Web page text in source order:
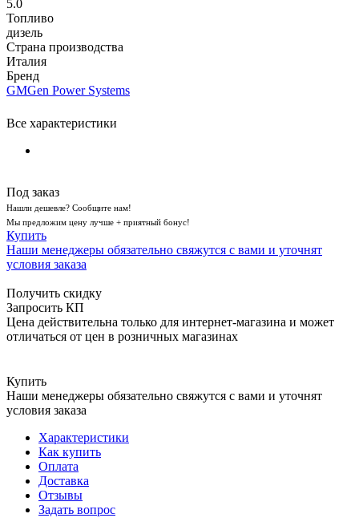
5.0
Топливо
дизель
Страна производства
Италия
Бренд
GMGen Power Systems
Все характеристики
Под заказ
Нашли дешевле? Сообщите нам!
Мы предложим цену лучше + приятный бонус!
Купить
Наши менеджеры обязательно свяжутся с вами и уточнят
условия заказа
Получить скидку
Запросить КП
Цена действительна только для интернет-магазина и может
отличаться от цен в розничных магазинах
Купить
Наши менеджеры обязательно свяжутся с вами и уточнят
условия заказа
Характеристики
Как купить
Оплата
Доставка
Отзывы
Задать вопрос